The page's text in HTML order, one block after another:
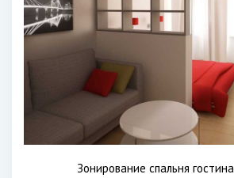
Зонирование спальня